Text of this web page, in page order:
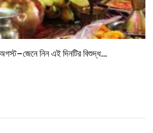
নিন এই দিনটির বিশুদ্ধ…